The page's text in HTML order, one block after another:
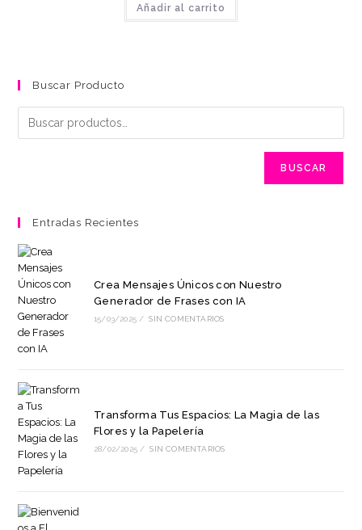
Añadir al carrito
Buscar Producto
BUSCAR
Entradas Recientes
Crea Mensajes Únicos con Nuestro
Generador de Frases con IA
15/03/2025 / SIN COMENTARIOS
Transforma Tus Espacios: La Magia de las
Flores y la Papelería
28/02/2025 / SIN COMENTARIOS